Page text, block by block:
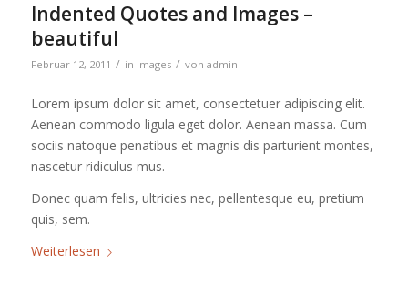
Indented Quotes and Images –
beautiful
Februar 12, 2011 / in Images / von admin
Lorem ipsum dolor sit amet, consectetuer adipiscing elit.
Aenean commodo ligula eget dolor. Aenean massa. Cum
sociis natoque penatibus et magnis dis parturient montes,
nascetur ridiculus mus.
Donec quam felis, ultricies nec, pellentesque eu, pretium
quis, sem.
Weiterlesen